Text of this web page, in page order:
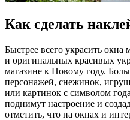
Как сделать
Быстрее всего украсить
и оригинальных красивых
магазине к Новому году.
персонажей, снежинок,
или картинок с символом
поднимут настроение и
отметить, что на окнах и